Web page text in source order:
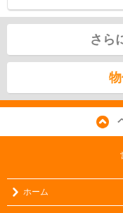
さら
ホーム